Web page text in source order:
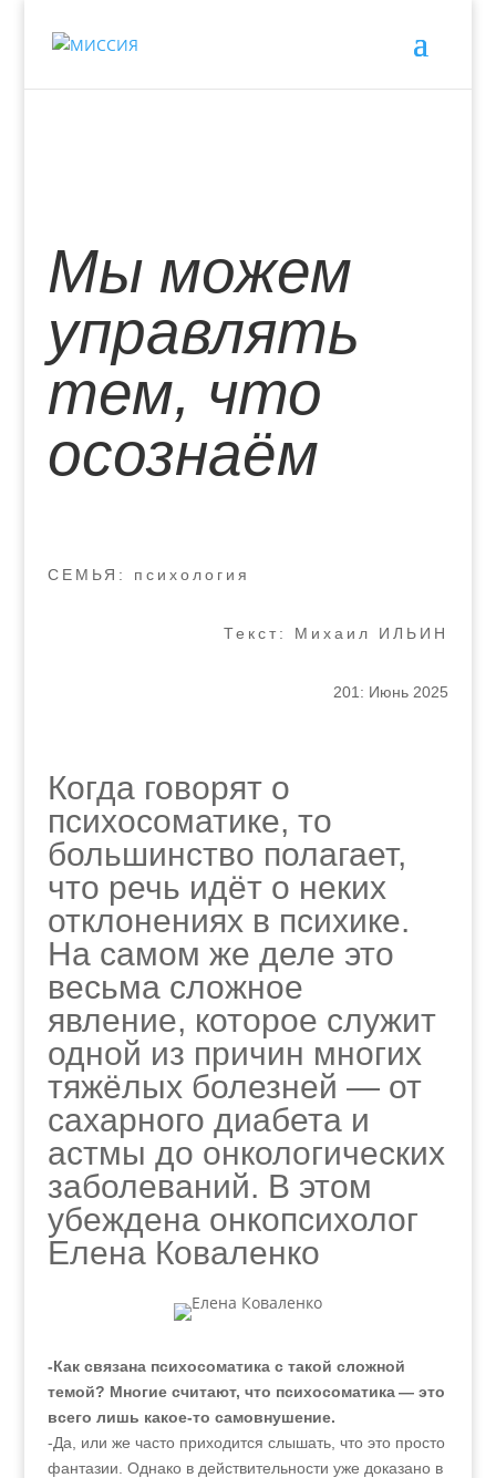
Мы можем
управлять
тем, что
осознаём
СЕМЬЯ: психология
Текст: Михаил ИЛЬИН
201: Июнь 2025
Когда говорят о
психосоматике, то
большинство полагает,
что речь идёт о неких
отклонениях в психике.
На самом же деле это
весьма сложное
явление, которое служит
одной из причин многих
тяжёлых болезней — от
сахарного диабета и
астмы до онкологических
заболеваний. В этом
убеждена онкопсихолог
Елена Коваленко
-Как связана психосоматика с такой сложной
темой? Многие считают, что психосоматика — это
всего лишь какое-то самовнушение.
-Да, или же часто приходится слышать, что это просто
фантазии. Однако в действительности уже доказано в